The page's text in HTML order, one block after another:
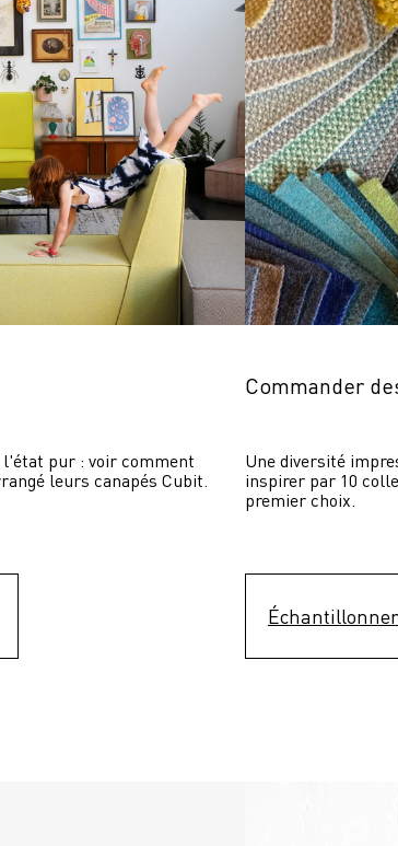
pur : voir comment
leurs canapés Cubit.
Commander
Une diversité
inspirer par 10
premier choix.
Échantillonner